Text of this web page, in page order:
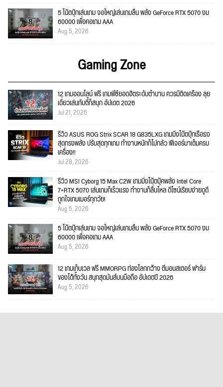
5 โน้ตบุ๊กเล่นเกม จอใหญ่เล่นเกมลื่น พลัง GeForce RTX 5070 งบ
60000 เพื่อคอเกม AAA
Aug 5, 2026
Gaming Zone
12 เกมออนไลน์ ฟรี เกมพีซียอดฮิตระดับตำนาน ควรมีติดเครื่อง ลุย
เดี่ยวเล่นกับตี้ก็สนุก อัปเดต 2026
Jul 21, 2026
รีวิว ASUS ROG Strix SCAR 18 G835LXG เกมมิ่งโน้ตบุ๊กเรือธง
สุดทรงพลัง ปรับสุดทุกเกม ทำงานหนักก็ไม่กลัว ฟีเจอร์มาเต็มครบ
เครื่อง!!
Jul 28, 2026
รีวิว MSI Cyborg 15 Max C2W เกมมิ่งโน้ตบุ๊คพลัง Intel Core
7+RTX 5070 เล่นเกมก็เร็วแรง ทำงานก็ลื่นไหล ดีไซน์เรียบง่ายดูดี
ถูกใจเกมเมอร์ทุกวัย!
Aug 5, 2026
5 โน้ตบุ๊กเล่นเกม จอใหญ่เล่นเกมลื่น พลัง GeForce RTX 5070 งบ
60000 เพื่อคอเกม AAA
Aug 5, 2026
12 เกมเก็บเวล ฟรี MMORPG ท่องโลกกว้าง ตีมอนสเตอร์ ฟาร์ม
ของได้ทั้งวัน สนุกสุดมันส์บนมือถือ อัปเดตปี 2026
Aug 5, 2026